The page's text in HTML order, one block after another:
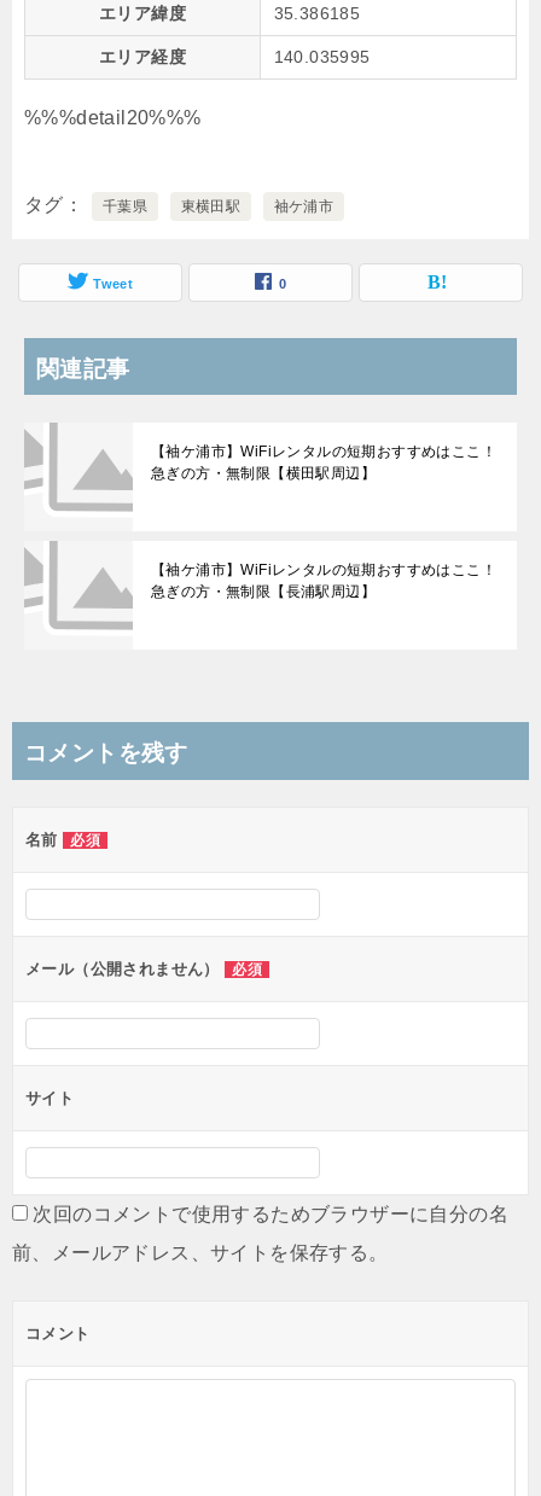
エリア緯度 35.386185
エリア経度 140.035995
%%%detail20%%%
タグ 千葉県 東横田駅 袖ケ浦市
Tweet 0
関連記事
【袖ケ浦市】WiFiレンタルの短期おすすめはここ！
急ぎの方・無制限【横田駅周辺】
【袖ケ浦市】WiFiレンタルの短期おすすめはここ！
急ぎの方・無制限【長浦駅周辺】
コメントを残す
名前 必須
メール（公開されません） 必須
サイト
次回のコメントで使用するためブラウザーに自分の名
前、メールアドレス、サイトを保存する。
コメント